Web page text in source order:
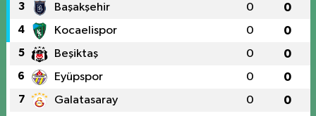
3 Başakşehir 0 0
4 Kocaelispor 0 0
5 Beşiktaş 0 0
6 Eyüpspor 0 0
7 Galatasaray 0 0